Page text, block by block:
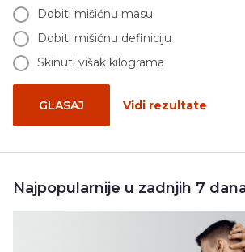
Dobiti mišićnu masu
Dobiti mišićnu definiciju
Skinuti višak kilograma
GLASAJ Vidi rezultate
Najpopularnije u zadnjih 7